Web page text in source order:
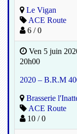
Le Vigan
ACE Route
6 / 0
Ven 5 juin
20h00
2020 – B.R.M
Brasserie
ACE Route
10 / 0